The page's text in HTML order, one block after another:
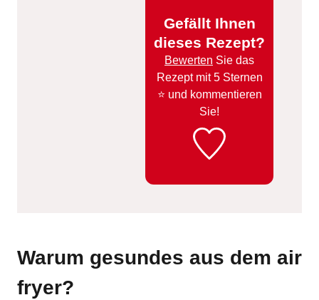
Gefällt Ihnen
dieses Rezept?
Bewerten Sie das
Rezept mit 5 Sternen
⭐️ und kommentieren
Sie!
Warum gesundes aus dem air
fryer?